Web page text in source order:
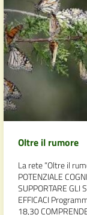
Oltre il rumore
La rete “Oltre il
POTENZIALE
SUPPORTARE GLI
EFFICACI
18,30